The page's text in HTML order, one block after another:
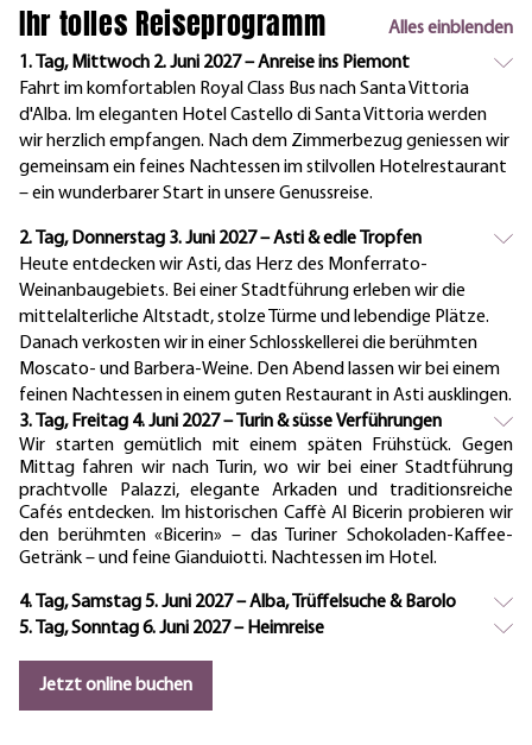
Ihr tolles Reiseprogramm
Alles einblenden
1. Tag, Mittwoch 2. Juni 2027 – Anreise ins Piemont
Fahrt im komfortablen Royal Class Bus nach Santa Vittoria
d'Alba. Im eleganten Hotel Castello di Santa Vittoria werden
wir herzlich empfangen. Nach dem Zimmerbezug geniessen wir
gemeinsam ein feines Nachtessen im stilvollen Hotelrestaurant
– ein wunderbarer Start in unsere Genussreise.
2. Tag, Donnerstag 3. Juni 2027 – Asti & edle Tropfen
Heute entdecken wir Asti, das Herz des Monferrato-
Weinanbaugebiets. Bei einer Stadtführung erleben wir die
mittelalterliche Altstadt, stolze Türme und lebendige Plätze.
Danach verkosten wir in einer Schlosskellerei die berühmten
Moscato- und Barbera-Weine. Den Abend lassen wir bei einem
feinen Nachtessen in einem guten Restaurant in Asti ausklingen.
3. Tag, Freitag 4. Juni 2027 – Turin & süsse Verführungen
Wir starten gemütlich mit einem späten Frühstück. Gegen
Mittag fahren wir nach Turin, wo wir bei einer Stadtführung
prachtvolle Palazzi, elegante Arkaden und traditionsreiche
Cafés entdecken. Im historischen Caffè Al Bicerin probieren wir
den berühmten «Bicerin» – das Turiner Schokoladen-Kaffee-
Getränk – und feine Gianduiotti. Nachtessen im Hotel.
4. Tag, Samstag 5. Juni 2027 – Alba, Trüffelsuche & Barolo
5. Tag, Sonntag 6. Juni 2027 – Heimreise
Jetzt online buchen